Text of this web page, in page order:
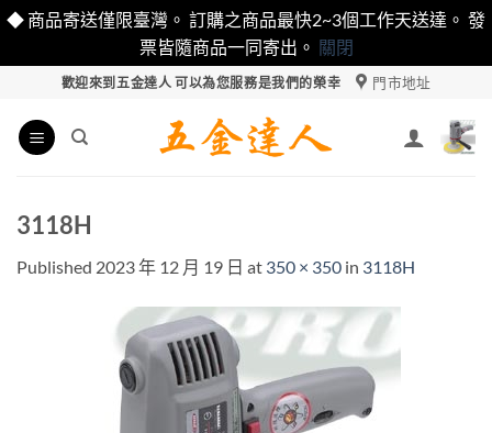
◆ 商品寄送僅限臺灣。 訂購之商品最快2~3個工作天送達。 發
票皆隨商品一同寄出。 關閉
content
歡迎來到五金達人 可以為您服務是我們的榮幸 門市地址
3118H
Published 2023 年 12 月 19 日 at 350 × 350 in 3118H